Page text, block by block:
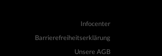
Infocenter
Barrierefreiheitserklärung
Unsere AGB